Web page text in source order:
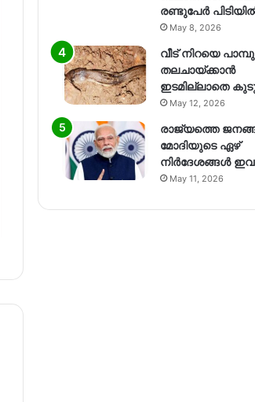
രണ്ടുപേർ
May 8, 2026
വീട് നിറയെ
തലചായ്ക്കാൻ
ഇടമില്ലാതെ
May 12, 2026
രാജ്യത്തെ
മോദിയുടെ ഏഴ്
നിര്‍ദേശങ്ങള്‍ ഇവ
May 11, 2026